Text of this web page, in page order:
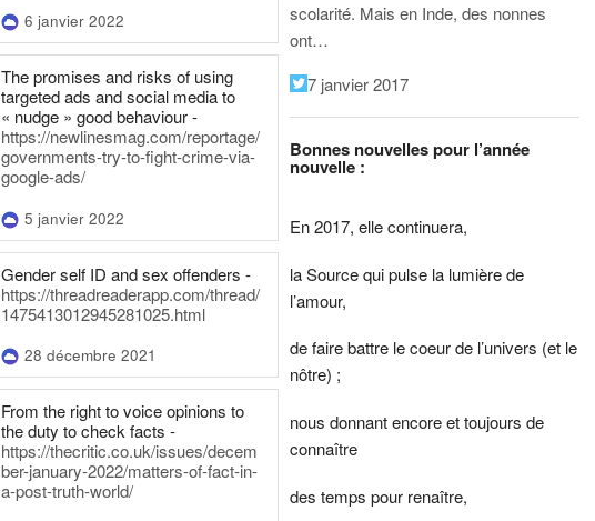
6 janvier 2022
The promises and risks of using
targeted ads and social media to
« nudge » good behaviour -
https://newlinesmag.com/reportage/
governments-try-to-fight-crime-via-
google-ads/
5 janvier 2022
Gender self ID and sex offenders -
https://threadreaderapp.com/thread/
1475413012945281025.html
28 décembre 2021
From the right to voice opinions to
the duty to check facts -
https://thecritic.co.uk/issues/decem
ber-january-2022/matters-of-fact-in-
a-post-truth-world/
scolarité. Mais en Inde, des nonnes
ont…
7 janvier 2017
Bonnes nouvelles pour l’année
nouvelle :
En 2017, elle continuera,
la Source qui pulse la lumière de
l’amour,
de faire battre le coeur de l’univers (et le
nôtre) ;
nous donnant encore et toujours de
connaître
des temps pour renaître,